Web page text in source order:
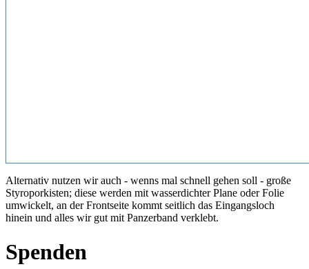
Alternativ nutzen wir auch - wenns mal schnell gehen soll - große
Styroporkisten; diese werden mit wasserdichter Plane oder Folie
umwickelt, an der Frontseite kommt seitlich das Eingangsloch
hinein und alles wir gut mit Panzerband verklebt.
Spenden